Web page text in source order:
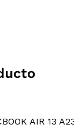
AIR 13